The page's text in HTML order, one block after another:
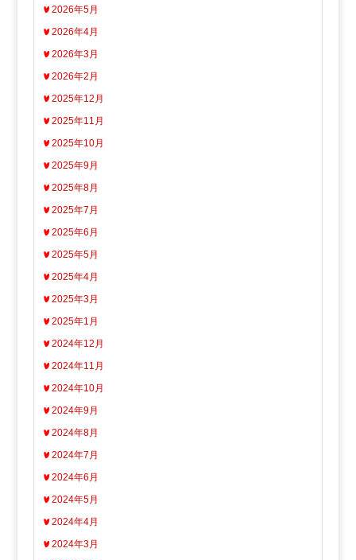
2026年5月
2026年4月
2026年3月
2026年2月
2025年12月
2025年11月
2025年10月
2025年9月
2025年8月
2025年7月
2025年6月
2025年5月
2025年4月
2025年3月
2025年1月
2024年12月
2024年11月
2024年10月
2024年9月
2024年8月
2024年7月
2024年6月
2024年5月
2024年4月
2024年3月